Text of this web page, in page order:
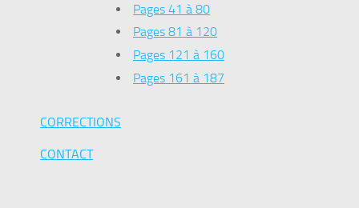
Pages 41 à 80
Pages 81 à 120
Pages 121 à 160
Pages 161 à 187
CORRECTIONS
CONTACT